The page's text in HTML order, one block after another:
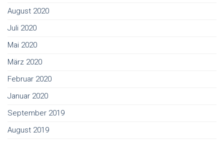
August 2020
Juli 2020
Mai 2020
März 2020
Februar 2020
Januar 2020
September 2019
August 2019